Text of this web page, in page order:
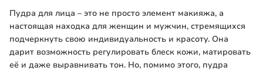
Пудра для лица – это не просто элемент макияжа, а
настоящая находка для женщин и мужчин, стремящихся
подчеркнуть свою индивидуальность и красоту. Она
дарит возможность регулировать блеск кожи, матировать
её и даже выравнивать тон. Но, помимо этого, пудра